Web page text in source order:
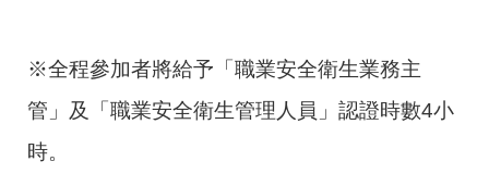
※全程參加者將給予「職業安全衛生業務主
管」及「職業安全衛生管理人員」認證時數4小
時。